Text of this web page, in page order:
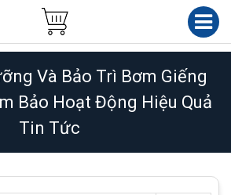
Và Bảo Trì Bơm Giếng
Bảo Hoạt Động Hiệu Quả
Tin Tức